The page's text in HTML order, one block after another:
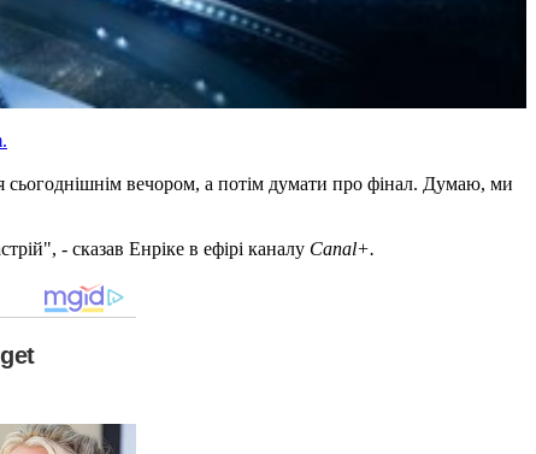
сьогоднішнім вечором, а потім думати про фінал. Думаю, ми
- сказав Енріке в ефірі каналу Canal+.